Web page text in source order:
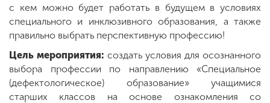
с кем можно будет работать в будущем в условиях
специального и инклюзивного образования, а также
правильно выбрать перспективную профессию!
Цель мероприятия: создать условия для осознанного
выбора профессии по направлению «Специальное
(дефектологическое) образование» учащимися
старших классов на основе ознакомления со